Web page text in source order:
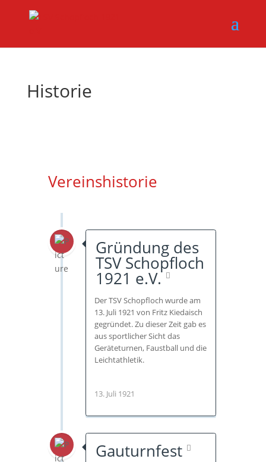
Historie
Vereinshistorie
Gründung des
TSV Schopfloch
1921 e.V.
Der TSV Schopfloch wurde am
13. Juli 1921 von Fritz Kiedaisch
gegründet. Zu dieser Zeit gab es
aus sportlicher Sicht das
Geräteturnen, Faustball und die
Leichtathletik.
13. Juli 1921
Gauturnfest